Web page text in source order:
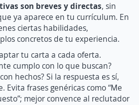
son breves y directas, sin
ya aparece en tu currículum. En
ciertas habilidades,
concretos de tu experiencia.
tu carta a cada oferta.
cumplo con lo que buscan?
hechos? Si la respuesta es sí,
Evita frases genéricas como “Me
mejor convence al reclutador